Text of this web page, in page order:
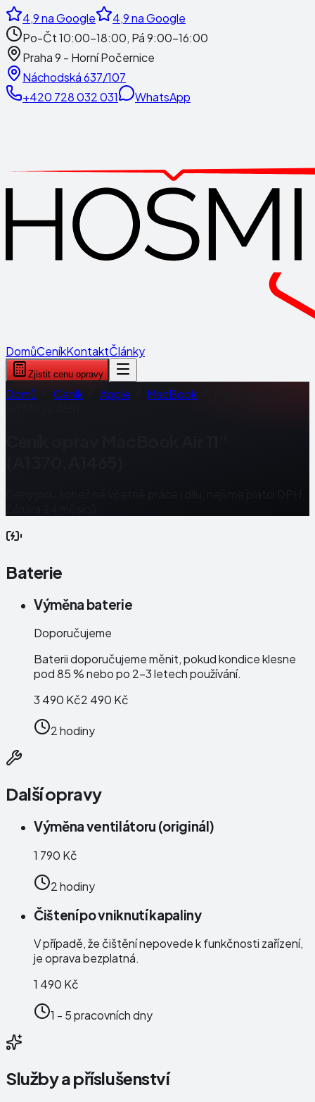
4,9na Google 4,9na Google
Po-Čt 10:00-18:00, Pá 9:00-16:00
Praha 9 - Horní Počernice
Náchodská 637/107
+420 728 032 031
WhatsApp
DomůCeníkKontaktČlánky
Zjistit cenu opravy
Domů Ceník Apple MacBook
Baterie
Výměna baterie
Doporučujeme
Baterii doporučujeme měnit, pokud kondice klesne
pod 85 % nebo po 2–3 letech používání.
3 490 Kč2 490 Kč
2 hodiny
Další opravy
Výměna ventilátoru (originál)
1 790 Kč
2 hodiny
Čištení po vniknutí kapaliny
V případě, že čištění nepovede k funkčnosti zařízení,
je oprava bezplatná.
1 490 Kč
1 - 5 pracovních dny
Služby a příslušenství